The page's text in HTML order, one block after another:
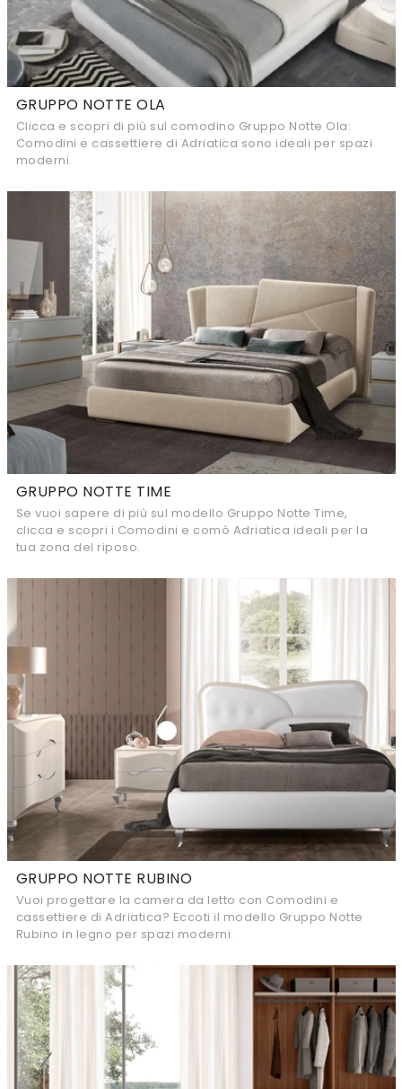
GRUPPO NOTTE OLA
Clicca e scopri di più sul comodino Gruppo Notte Ola:
Comodini e cassettiere di Adriatica sono ideali per spazi
moderni.
GRUPPO NOTTE TIME
Se vuoi sapere di più sul modello Gruppo Notte Time,
clicca e scopri i Comodini e comò Adriatica ideali per la
tua zona del riposo.
GRUPPO NOTTE RUBINO
Vuoi progettare la camera da letto con Comodini e
cassettiere di Adriatica? Eccoti il modello Gruppo Notte
Rubino in legno per spazi moderni.